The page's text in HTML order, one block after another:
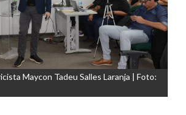
Maycon Tadeu Salles Laranja | Foto: